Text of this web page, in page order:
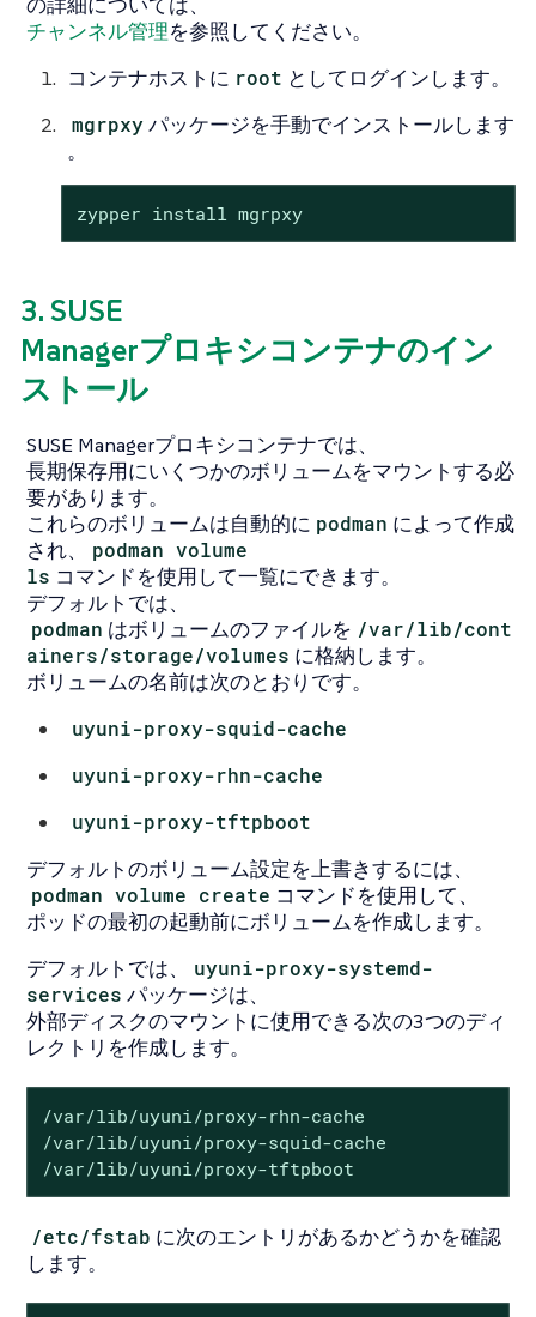
の詳細については、
チャンネル管理を参照してください。
コンテナホストに root としてログインします。
mgrpxyパッケージを手動でインストールします
。
zypper install mgrpxy
3. SUSE
Managerプロキシコンテナのイン
ストール
SUSE Managerプロキシコンテナでは、
長期保存用にいくつかのボリュームをマウントする必
要があります。
これらのボリュームは自動的に podman によって作成
され、
podman volume
ls コマンドを使用して一覧にできます。
デフォルトでは、
podman はボリュームのファイルを /var/lib/cont
ainers/storage/volumes に格納します。
ボリュームの名前は次のとおりです。
uyuni-proxy-squid-cache
uyuni-proxy-rhn-cache
uyuni-proxy-tftpboot
デフォルトのボリューム設定を上書きするには、
podman volume create コマンドを使用して、
ポッドの最初の起動前にボリュームを作成します。
デフォルトでは、
uyuni-proxy-systemd-
services パッケージは、
外部ディスクのマウントに使用できる次の3つのディ
レクトリを作成します。
/var/lib/uyuni/proxy-rhn-cache
/var/lib/uyuni/proxy-squid-cache
/var/lib/uyuni/proxy-tftpboot
/etc/fstab に次のエントリがあるかどうかを確認
します。